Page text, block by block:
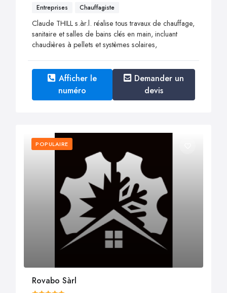
Entreprises Chauffagiste
Claude THILL s.àr.l. réalise tous travaux de chauffage,
sanitaire et salles de bains clés en main, incluant
chaudières à pellets et systèmes solaires,
Afficher le
numéro
Demander un
devis
POPULAIRE
Rovabo Sàrl